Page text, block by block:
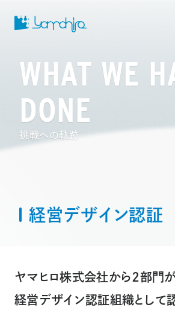
WHAT WE
DONE
挑戦への軌跡
経営デザイン認証
ヤマヒロ株式会社から2部門
経営デザイン認証組織として